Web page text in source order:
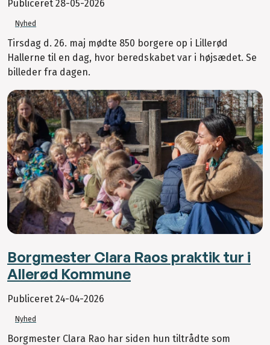
Publiceret 28-05-2026
Nyhed
Tirsdag d. 26. maj mødte 850 borgere op i Lillerød
Hallerne til en dag, hvor beredskabet var i højsædet. Se
billeder fra dagen.
Borgmester Clara Raos praktik tur i
Allerød Kommune
Publiceret 24-04-2026
Nyhed
Borgmester Clara Rao har siden hun tiltrådte som